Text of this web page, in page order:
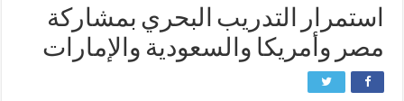
استمرار التدريب البحري بمشاركة
مصر وأمريكا والسعودية والإمارات